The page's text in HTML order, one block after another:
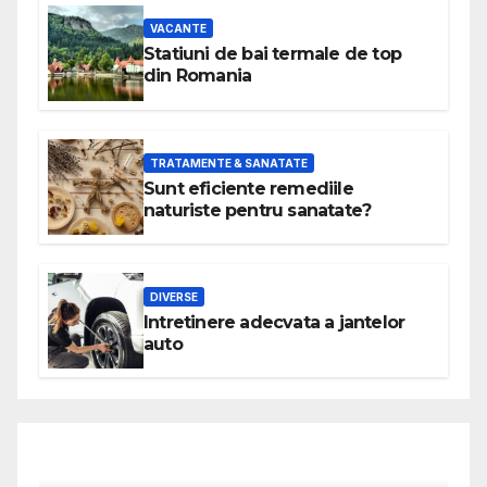
VACANTE
Statiuni de bai termale de top
din Romania
TRATAMENTE & SANATATE
Sunt eficiente remediile
naturiste pentru sanatate?
DIVERSE
Intretinere adecvata a jantelor
auto